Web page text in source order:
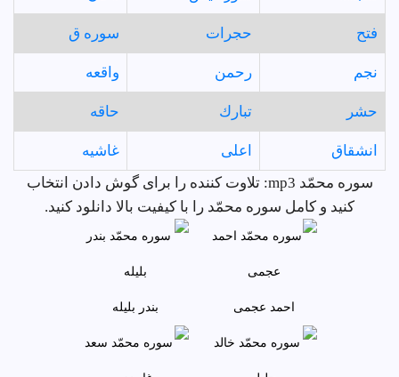
فتح حجرات سوره ق
نجم رحمن واقعه
حشر تبارك حاقه
انشقاق اعلى
غاشيه
سوره محمّد mp3: تلاوت کننده را برای گوش دادن انتخاب
کنید و کامل سوره محمّد را با کیفیت بالا دانلود کنید.
احمد عجمى بندر بليله